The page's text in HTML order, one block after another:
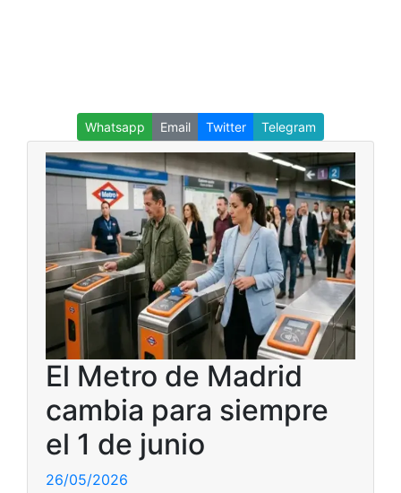
Whatsapp Email Twitter Telegram
El Metro de Madrid
cambia para siempre
el 1 de junio
26/05/2026